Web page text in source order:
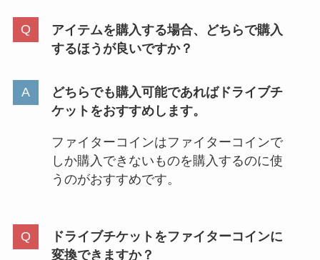
アイテムを購入する場合、どちらで購入
するほうが良いですか？
どちらでも購入可能であればドライブチ
ケットをおすすめします。
ファイターコインはファイターコインで
しか購入できないものを購入するのに使
うのがおすすめです。
ドライブチケットをファイターコインに
変換できますか？